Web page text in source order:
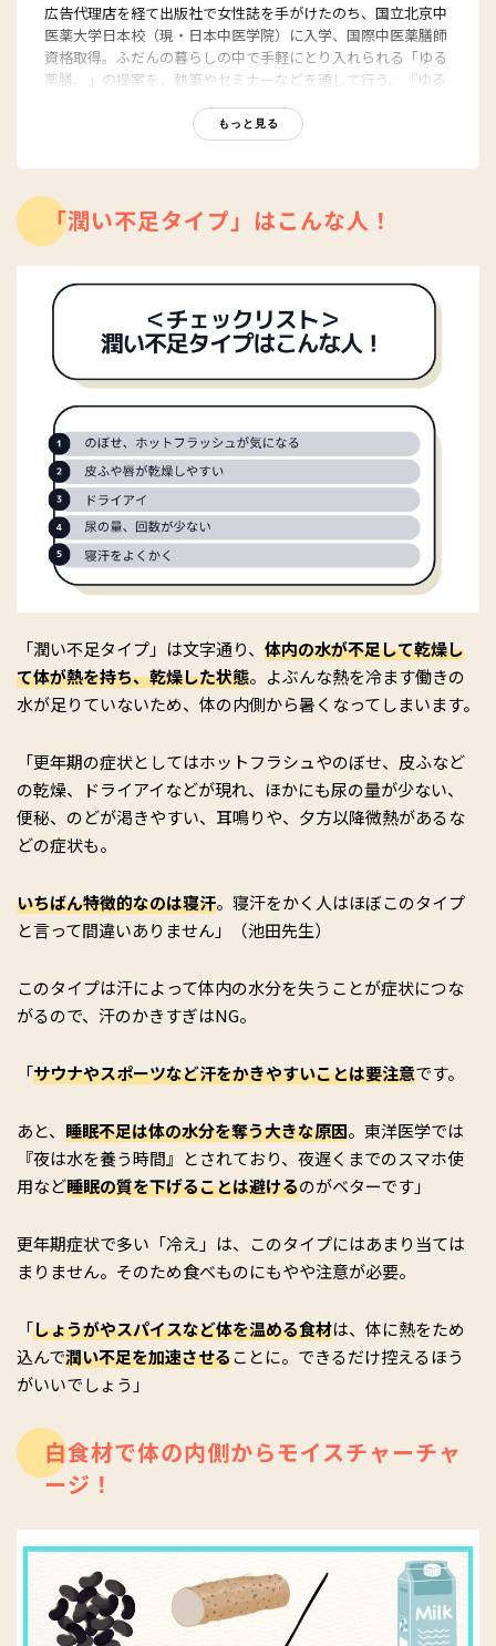
広告代理店を経て出版社で女性誌を手がけたのち、国立北京中
医薬大学日本校（現・日本中医学院）に入学、国際中医薬膳師
資格取得。ふだんの暮らしの中で手軽にとり入れられる「ゆる
薬膳。」の提案を、執筆やセミナーなどを通して行う。『ゆる
もっと見る
「潤い不足タイプ」はこんな人！
「潤い不足タイプ」は文字通り、 体内の水が不足して乾燥し
て体が熱を持ち、乾燥した状態。よぶんな熱を冷ます働きの
水が足りていないため、体の内側から暑くなってしまいます。
「更年期の症状としてはホットフラシュやのぼせ、皮ふなど
の乾燥、ドライアイなどが現れ、ほかにも尿の量が少ない、
便秘、のどが渇きやすい、耳鳴りや、夕方以降微熱があるな
どの症状も。
いちばん特徴的なのは寝汗。寝汗をかく人はほぼこのタイプ
と言って間違いありません」（池田先生）
このタイプは汗によって体内の水分を失うことが症状につな
がるので、汗のかきすぎはNG。
「サウナやスポーツなど汗をかきやすいことは要注意です。
あと、 睡眠不足は体の水分を奪う大きな原因。東洋医学では
『夜は水を養う時間』とされており、夜遅くまでのスマホ使
用など睡眠の質を下げることは避けるのがベターです」
更年期症状で多い「冷え」は、このタイプにはあまり当ては
まりません。そのため食べものにもやや注意が必要。
「しょうがやスパイスなど体を温める食材は、体に熱をため
込んで潤い不足を加速させることに。できるだけ控えるほう
がいいでしょう」
白食材で体の内側からモイスチャーチャ
ージ！